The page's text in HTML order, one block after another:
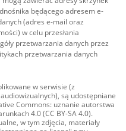
będącego adresem e-
(adres e-mail oraz
w celu przesłania
przetwarzania danych przez
przetwarzania danych
w serwisie (z
są udostępniane
Commons: uznanie autorstwa
4.0 (CC BY-SA 4.0).
w tym zdjęcia, materiały